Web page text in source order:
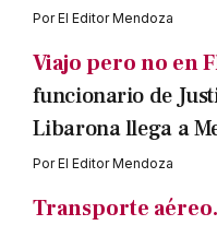
PorEl Editor Mendoza
Viajo pero no en
funcionario de
Libarona llega a
PorEl Editor Mendoza
Transporte aéreo.